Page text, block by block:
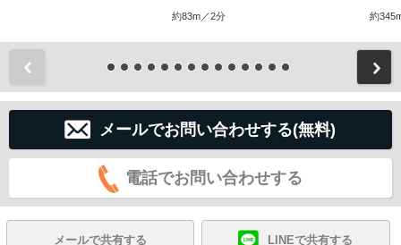
約83m／2分 約
メールでお問い合わせする(無料)
電話でお問い合わせする
メールで共有する LINEで共有する